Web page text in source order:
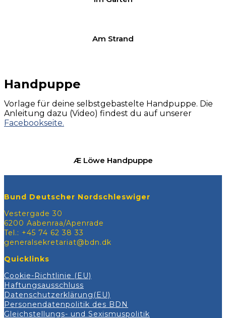
Am Strand
Handpuppe
Vorlage für deine selbstgebastelte Handpuppe. Die
Anleitung dazu (Video) findest du auf unserer
Facebookseite.
Æ Löwe Handpuppe
Bund Deutscher Nordschleswiger
Vestergade 30
6200 Aabenraa/Apenrade
Tel.: +45 74 62 38 33
generalsekretariat@bdn.dk
Quicklinks
Cookie-Richtlinie (EU)
Haftungsausschluss
Datenschutzerklärung(EU)
Personendatenpolitik des BDN
Gleichstellungs- und Sexismuspolitik